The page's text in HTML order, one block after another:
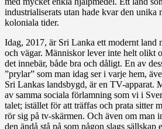
industrialiserats utan hade kvar den unika
koloniala tider.
Idag, 2017, är Sri Lanka ett modernt land
och vägar. Människor lever inte helt olikt
det innebär, både bra och dåligt. En av
”prylar” som man idag ser i varje hem,
Sri Lankas landsbygd, är en TV-apparat.
av samma sociala förlamning som vi i
talet; istället för att träffas och prata sitter
rör sig på tv-skärmen. Och även om man
den ändå stå på som någon slags sällskap